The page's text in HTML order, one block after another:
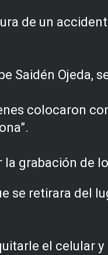
de un
Saidén Ojeda,
colocaron
grabación de
se retirara del
el celular y